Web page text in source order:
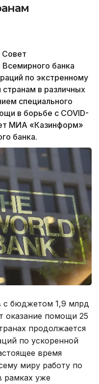
банка
по экстренному
в различных
специального
в борьбе с COVID-
МИА «Казинформ»
банка.
с бюджетом 1,9 млрд
оказание помощи 25
продолжается
по ускоренной
время
миру работу по
рамках уже